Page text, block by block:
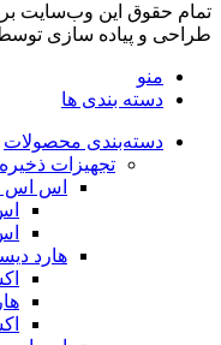
تمام حقوق اين وب‌سايت
طراحی و پیاده سازی
منو
دسته بندی ها
دسته‌بندی محصولات
تجهیزات
اس اس
هارد